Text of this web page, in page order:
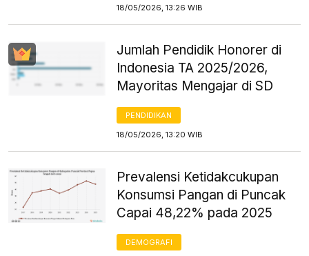
18/05/2026, 13:26 WIB
Jumlah Pendidik Honorer di
Indonesia TA 2025/2026,
Mayoritas Mengajar di SD
PENDIDIKAN
18/05/2026, 13:20 WIB
Prevalensi Ketidakcukupan
Konsumsi Pangan di Puncak
Capai 48,22% pada 2025
DEMOGRAFI